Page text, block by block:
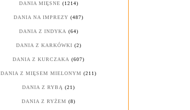
DANIA MIĘSNE (1214)
DANIA NA IMPREZY (487)
DANIA Z INDYKA (64)
DANIA Z KARKÓWKI (2)
DANIA Z KURCZAKA (607)
DANIA Z MIĘSEM MIELONYM (211)
DANIA Z RYBĄ (21)
DANIA Z RYŻEM (8)